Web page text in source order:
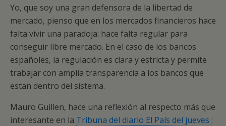
Yo, que soy una gran defensora de la libertad de
mercado, pienso que en los mercados financieros hace
falta vivir una paradoja: hace falta regular para
conseguir libre mercado. En el caso de los bancos
españoles, la regulación es clara y estricta y permite
trabajar con amplia transparencia a los bancos que
estan dentro del sistema.
Mauro Guillen, hace una reflexión al respecto más que
interesante en la Tribuna del diario El País del jueves :